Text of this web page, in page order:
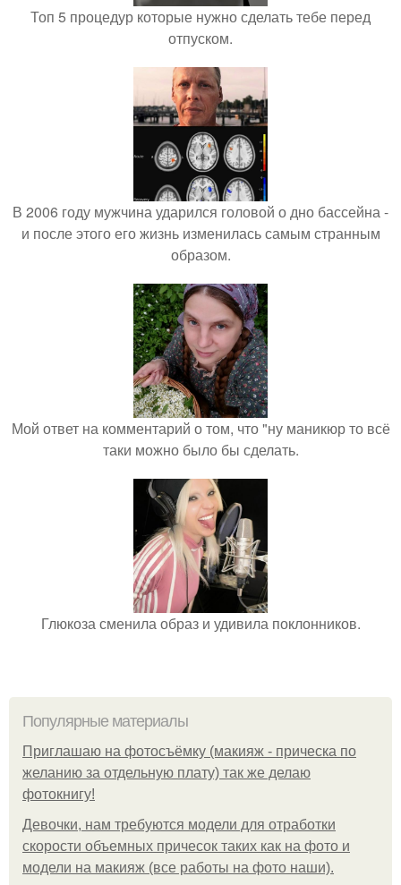
Топ 5 процедур которые нужно сделать тебе перед
отпуском.
В 2006 году мужчина ударился головой о дно бассейна -
и после этого его жизнь изменилась самым странным
образом.
Мой ответ на комментарий о том, что "ну маникюр то всё
таки можно было бы сделать.
Глюкоза сменила образ и удивила поклонников.
Популярные материалы
Приглашаю на фотосъёмку (макияж - прическа по
желанию за отдельную плату) так же делаю
фотокнигу!
Девочки, нам требуются модели для отработки
скорости объемных причесок таких как на фото и
модели на макияж (все работы на фото наши).